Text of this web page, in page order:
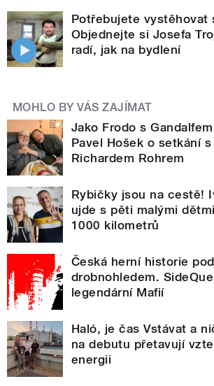
Potřebujete vystěhovat
Objednejte si Josefa
radí, jak na bydlení
MOHLO BY VÁS ZAJÍMAT
Jako Frodo s
Pavel Hošek o setkání
Richardem Rohrem
Rybičky jsou na cestě!
ujde s pěti malými
1000 kilometrů
Česká herní historie pod
drobnohledem.
legendární Mafií
Haló, je čas Vstávat a
na debutu přetavují
energii